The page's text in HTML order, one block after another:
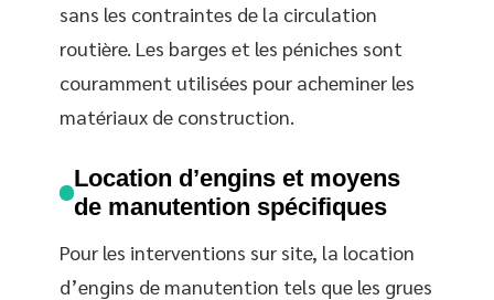
sans les contraintes de la circulation
routière. Les barges et les péniches sont
couramment utilisées pour acheminer les
matériaux de construction.
Location d’engins et moyens
de manutention spécifiques
Pour les interventions sur site, la location
d’engins de manutention tels que les grues